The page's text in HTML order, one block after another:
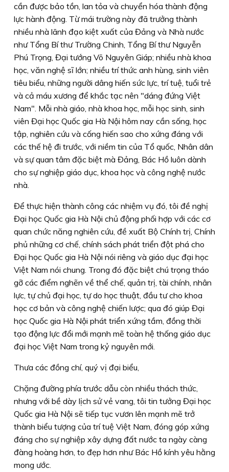
cần được bảo tồn, lan tỏa và chuyển hóa thành động
lực hành động. Từ mái trường này đã trưởng thành
nhiều nhà lãnh đạo kiệt xuất của Đảng và Nhà nước
như Tổng Bí thư Trường Chinh, Tổng Bí thư Nguyễn
Phú Trọng, Đại tướng Võ Nguyên Giáp; nhiều nhà khoa
học, văn nghệ sĩ lớn; nhiều trí thức anh hùng, sinh viên
tiêu biểu, những người dâng hiến sức lực, trí tuệ, tuổi trẻ
và cả máu xương để khắc tạc nên "dáng đứng Việt
Nam". Mỗi nhà giáo, nhà khoa học, mỗi học sinh, sinh
viên Đại học Quốc gia Hà Nội hôm nay cần sống, học
tập, nghiên cứu và cống hiến sao cho xứng đáng với
các thế hệ đi trước, với niềm tin của Tổ quốc, Nhân dân
và sự quan tâm đặc biệt mà Đảng, Bác Hồ luôn dành
cho sự nghiệp giáo dục, khoa học và công nghệ nước
nhà.
Để thực hiện thành công các nhiệm vụ đó, tôi đề nghị
Đại học Quốc gia Hà Nội chủ động phối hợp với các cơ
quan chức năng nghiên cứu, đề xuất Bộ Chính trị, Chính
phủ những cơ chế, chính sách phát triển đột phá cho
Đại học Quốc gia Hà Nội nói riêng và giáo dục đại học
Việt Nam nói chung. Trong đó đặc biệt chú trọng tháo
gỡ các điểm nghẽn về thể chế, quản trị, tài chính, nhân
lực, tự chủ đại học, tự do học thuật, đầu tư cho khoa
học cơ bản và công nghệ chiến lược; qua đó giúp Đại
học Quốc gia Hà Nội phát triển xứng tầm, đồng thời
tạo động lực đổi mới mạnh mẽ toàn hệ thống giáo dục
đại học Việt Nam trong kỷ nguyên mới.
Thưa các đồng chí, quý vị đại biểu,
Chặng đường phía trước dẫu còn nhiều thách thức,
nhưng với bề dày lịch sử vẻ vang, tôi tin tưởng Đại học
Quốc gia Hà Nội sẽ tiếp tục vươn lên mạnh mẽ trở
thành biểu tượng của trí tuệ Việt Nam, đóng góp xứng
đáng cho sự nghiệp xây dựng đất nước ta ngày càng
đàng hoàng hơn, to đẹp hơn như Bác Hồ kính yêu hằng
mong ước.